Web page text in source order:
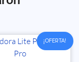
¡OFERTA!